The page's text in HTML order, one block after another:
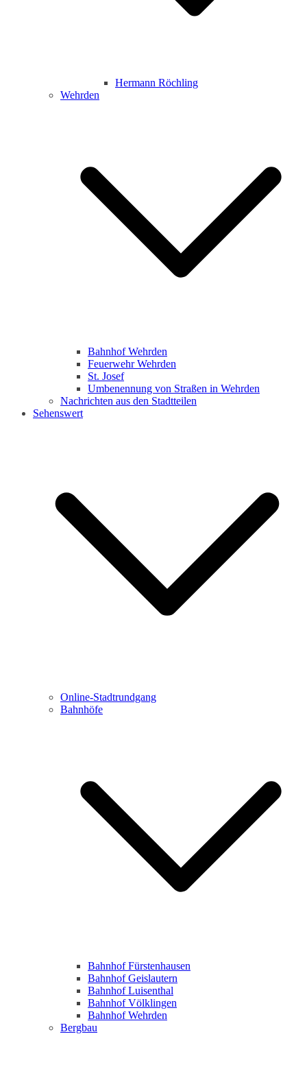
Hermann Röchling
Wehrden
Bahnhof Wehrden
Feuerwehr Wehrden
St. Josef
Umbenennung von Straßen in Wehrden
Nachrichten aus den Stadtteilen
Sehenswert
Online-Stadtrundgang
Bahnhöfe
Bahnhof Fürstenhausen
Bahnhof Geislautern
Bahnhof Luisenthal
Bahnhof Völklingen
Bahnhof Wehrden
Bergbau